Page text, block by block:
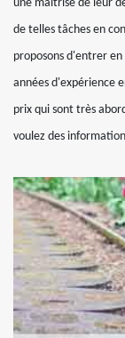
une maîtrise de leur
de telles tâches en
proposons d'entrer
années d'expérience
prix qui sont très
voulez des